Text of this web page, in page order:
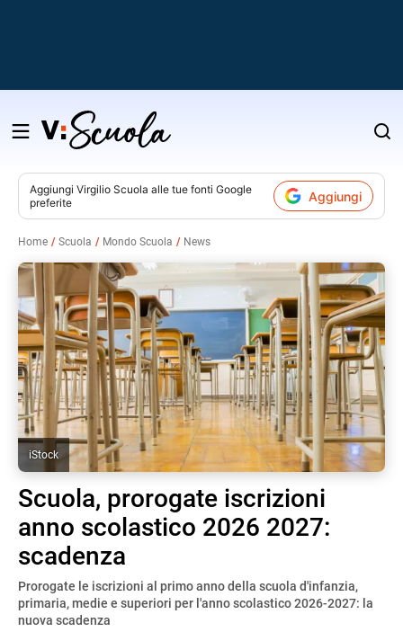
Salta
contenuto
Aggiungi Virgilio Scuola alle tue fonti Google
preferite
Aggiungi
Home Scuola Mondo Scuola News
iStock
Scuola, prorogate iscrizioni
anno scolastico 2026 2027:
scadenza
Prorogate le iscrizioni al primo anno della scuola d'infanzia,
primaria, medie e superiori per l'anno scolastico 2026-2027: la
nuova scadenza